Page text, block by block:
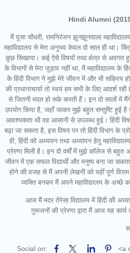
Hindi Alumni
मैं पूजा चौधरी, रामनिरंजन झुनझुनवाला
महाविद्यालय से मेरा अनुभव केवल दो साल ही था।
कुछ सिखाया। कई ऐसे विषयों तथा क्षेत्र से अवगत
के विभागों से मेरा जुड़ाव नहीं था, मैं महाविद्यालय के
के हिंदी विभाग ने मुझे मेरे जीवन में और भी सक्रिय
की प्रधानाचार्या तो स्वयं हम सभी के लिए आदर्श
से जितनी मदत हो सके करती हैं। इन दो सालों में
उपयोग किया है, जहाँ जाकर मुझे बहुत सन्तुष्टि हुई
आवश्यकता थी वह आसानी से उपलब्ध हुई। हिंदी
बढ़ा जा सकता है, इस विषय पर तो हिंदी विभाग के
ही, हिंदी को अध्ययन तथा अध्यापन हेतु
प्रेरणा मिली है। इन दो वर्षों में मुझे कॉलेज से
जीवन में एक सफल विद्यार्थी और मनुष्य बना जा
होने की वजह से मैं अपनी लेखनी को यहीं पूर्ण
व्यक्ति बनकर मैं अपने महाविद्यालय के अच्छे
आज मैं मदर तेरेसा विद्यालय में हिंदी की
गुरूजनों की प्रेरणा द्वारा मैं आज यह
Social on:
<a